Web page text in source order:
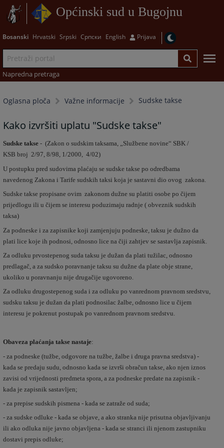
Općinski sud u Bugojnu
Bosanski Hrvatski Srpski Српски English Prijava
Napredna pretraga
Oglasna ploča Važne informacije Sudske takse
Kako izvršiti uplatu "Sudske takse"
Sudske takse - (Zakon o sudskim taksama, „Službene novine“ SBK /
KSB broj 2/97, 8/98, 1/2000, 4/02)
U postupku pred sudovima plaćaju se sudske takse po odredbama
navedenog Zakona i Tarife sudskih taksi koja je sastavni dio ovog zakona.
Sudske takse propisane ovim zakonom dužne su platiti osobe po čijem
prijedlogu ili u čijem se interesu poduzimaju radnje ( obveznik sudskih
taksa)
Za podneske i za zapisnike koji zamjenjuju podneske, taksu je dužno da
plati lice koje ih podnosi, odnosno lice na čiji zahtjev se sastavlja zapisnik.
Za odluku prvostepenog suda taksu je dužan da plati tužilac, odnosno
predlagač, a za sudsko poravnanje taksu su dužne da plate obje strane,
ukoliko u poravnanju nije drugačije ugovoreno.
Za odluku drugostepenog suda i za odluku po vanrednom pravnom sredstvu,
sudsku taksu je dužan da plati podnosilac žalbe, odnosno lice u čijem
interesu je pokrenut postupak po vanrednom pravnom sredstvu.
Obaveza plaćanja takse nastaje:
- za podneske (tužbe, odgovore na tužbe, žalbe i druga pravna sredstva) -
kada se predaju sudu, odnosno kada se izvrši obračun takse, ako njen iznos
zavisi od vrijednosti predmeta spora, a za podneske predate na zapisnik -
kada je zapisnik sastavljen;
- za prepise sudskih pismena - kada se zatraže od suda;
- za sudske odluke - kada se objave, a ako stranka nije prisutna objavljivanju
ili ako odluka nije javno objavljena - kada se stranci ili njenom zastupniku
dostavi prepis odluke;